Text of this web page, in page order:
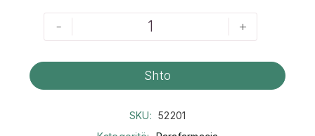
- +
Shto
SKU: 52201